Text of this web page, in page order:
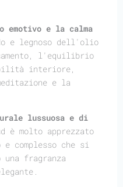
emotivo e la calma
e legnoso dell'olio
l'equilibrio
interiore,
e la
lussuosa e di
è molto apprezzato
complesso che si
fragranza